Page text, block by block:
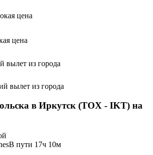
цена
цена
вылет из города
вылет из города
в Иркутск (TOX - IKT) на
В пути 17ч 10м